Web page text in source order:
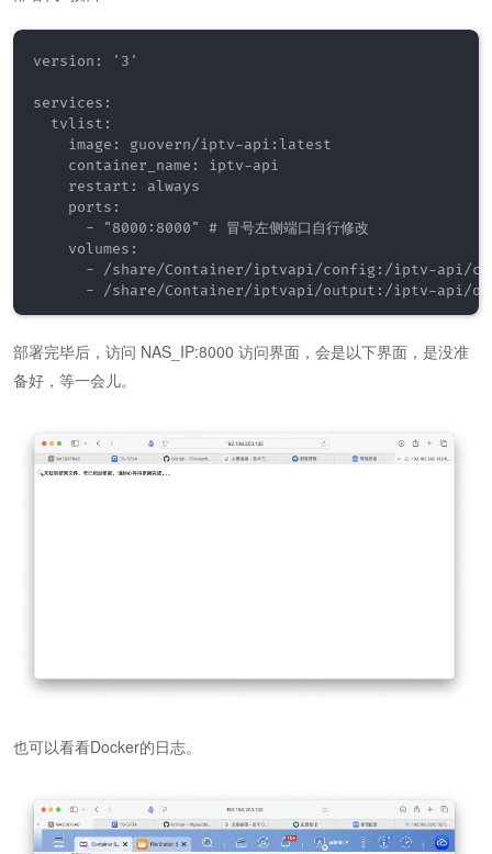
version: '3'
services:
  tvlist:
    image: guovern/iptv-api:latest
    container_name: iptv-api
    restart: always
    ports:
      - "8000:8000" # 冒号左侧端口自行修改
    volumes:
- /share/Container/iptvapi/config:/iptv-api/
部署完毕后，访问 NAS_IP:8000 访问界面，会是以下界面，是没准
备好，等一会儿。
也可以看看Docker的日志。